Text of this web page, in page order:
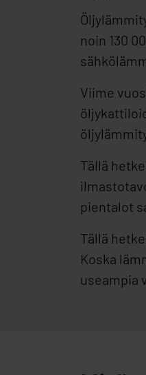
noin 130
Viime
Tällä
pientalot
Tällä
Koska
useampia